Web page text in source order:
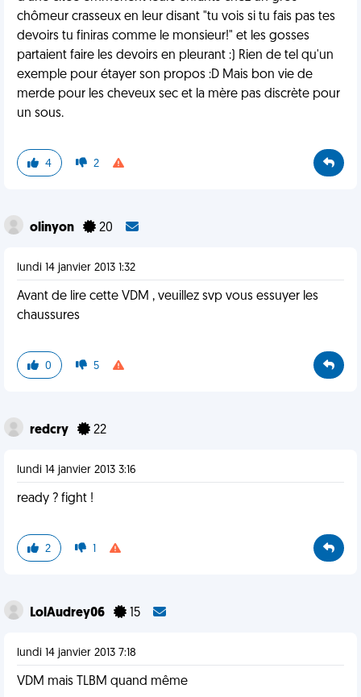
chômeur crasseux en leur disant "tu vois si tu fais pas tes
devoirs tu finiras comme le monsieur!" et les gosses
partaient faire les devoirs en pleurant :) Rien de tel qu'un
exemple pour étayer son propos :D Mais bon vie de
merde pour les cheveux sec et la mère pas discrète pour
un sous.
4 2
olinyon 20
lundi 14 janvier 2013 1:32
Avant de lire cette VDM , veuillez svp vous essuyer les
chaussures
0 5
redcry 22
lundi 14 janvier 2013 3:16
ready ? fight !
2 1
LolAudrey06 15
lundi 14 janvier 2013 7:18
VDM mais TLBM quand même